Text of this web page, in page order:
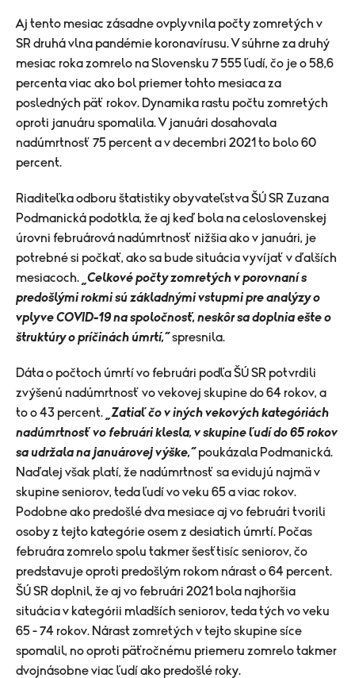
Aj tento mesiac zásadne ovplyvnila počty zomretých v
SR druhá vlna pandémie koronavírusu. V súhrne za druhý
mesiac roka zomrelo na Slovensku 7 555 ľudí, čo je o 58,6
percenta viac ako bol priemer tohto mesiaca za
posledných päť rokov. Dynamika rastu počtu zomretých
oproti januáru spomalila. V januári dosahovala
nadúmrtnosť 75 percent a v decembri 2021 to bolo 60
percent.
Riaditeľka odboru štatistiky obyvateľstva ŠÚ SR Zuzana
Podmanická podotkla, že aj keď bola na celoslovenskej
úrovni februárová nadúmrtnosť nižšia ako v januári, je
potrebné si počkať, ako sa bude situácia vyvíjať v ďalších
mesiacoch.
„Celkové počty zomretých v porovnaní s
predošlými rokmi sú základnými vstupmi pre analýzy o
vplyve COVID-19 na spoločnosť, neskôr sa doplnia ešte o
štruktúry o príčinách úmrtí,“spresnila.
Dáta o počtoch úmrtí vo februári podľa ŠÚ SR potvrdili
zvýšenú nadúmrtnosť vo vekovej skupine do 64 rokov, a
to o 43 percent. „Zatiaľ čo v iných vekových kategóriách
nadúmrtnosť vo februári klesla, v skupine ľudí do 65 rokov
sa udržala na januárovej výške,“ poukázala Podmanická.
Naďalej však platí, že nadúmrtnosť sa evidujú najmä v
skupine seniorov, teda ľudí vo veku 65 a viac rokov.
Podobne ako predošlé dva mesiace aj vo februári tvorili
osoby z tejto kategórie osem z desiatich úmrtí. Počas
februára zomrelo spolu takmer šesťtisíc seniorov, čo
predstavuje oproti predošlým rokom nárast o 64 percent.
ŠÚ SR doplnil, že aj vo februári 2021 bola najhoršia
situácia v kategórii mladších seniorov, teda tých vo veku
65 - 74 rokov. Nárast zomretých v tejto skupine síce
spomalil, no oproti päťročnému priemeru zomrelo takmer
dvojnásobne viac ľudí ako predošlé roky.